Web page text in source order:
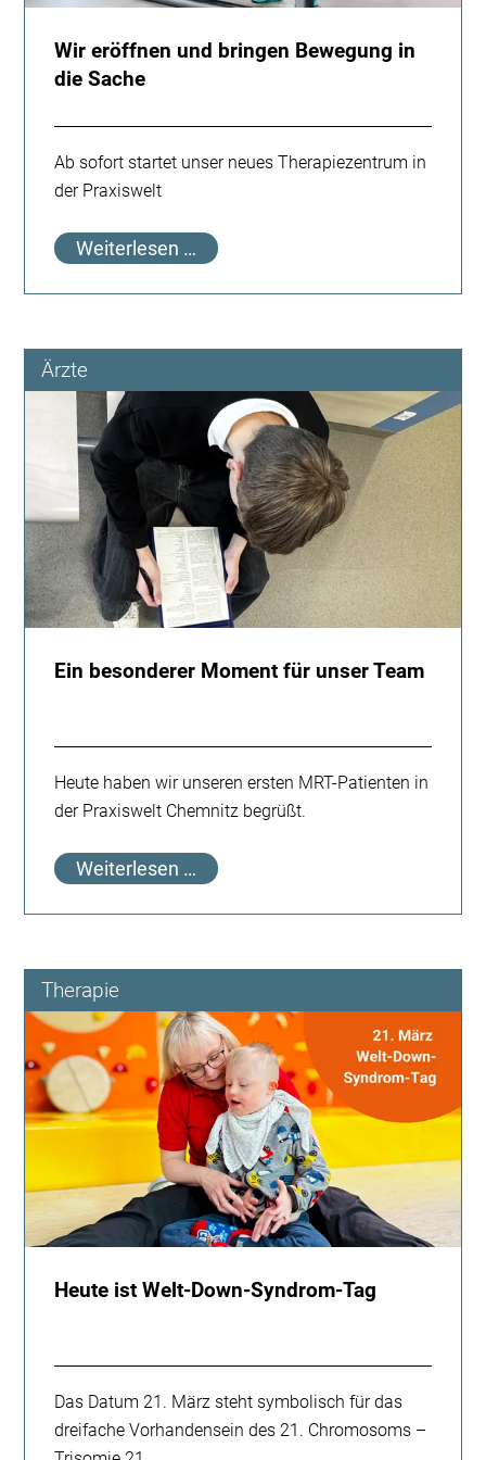
Wir eröffnen und bringen Bewegung in
die Sache
Ab sofort startet unser neues Therapiezentrum in
der Praxiswelt
Weiterlesen … Wir
und
Bewegung
die
Sache
Ärzte
Ein besonderer Moment für unser Team
Heute haben wir unseren ersten MRT-Patienten in
der Praxiswelt Chemnitz begrüßt.
Weiterlesen … Ein
besonderer
Moment
unser
Therapie
Heute ist Welt-Down-Syndrom-Tag
Das Datum 21. März steht symbolisch für das
dreifache Vorhandensein des 21. Chromosoms –